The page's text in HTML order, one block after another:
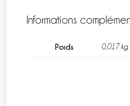
Informations
Poids 0,017 kg